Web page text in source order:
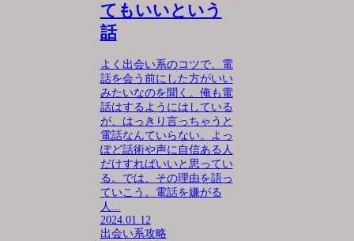
てもいいという
話
よく出会い系のコツで、電
話を会う前にした方がいい
みたいなのを聞く。俺も電
話はするようにはしている
が、はっきり言っちゃうと
電話なんていらない。よっ
ぽど話術や声に自信ある人
だけすればいいと思ってい
る。では、その理由を語っ
ていこう。電話を嫌がる
人...
2024.01.12
出会い系攻略